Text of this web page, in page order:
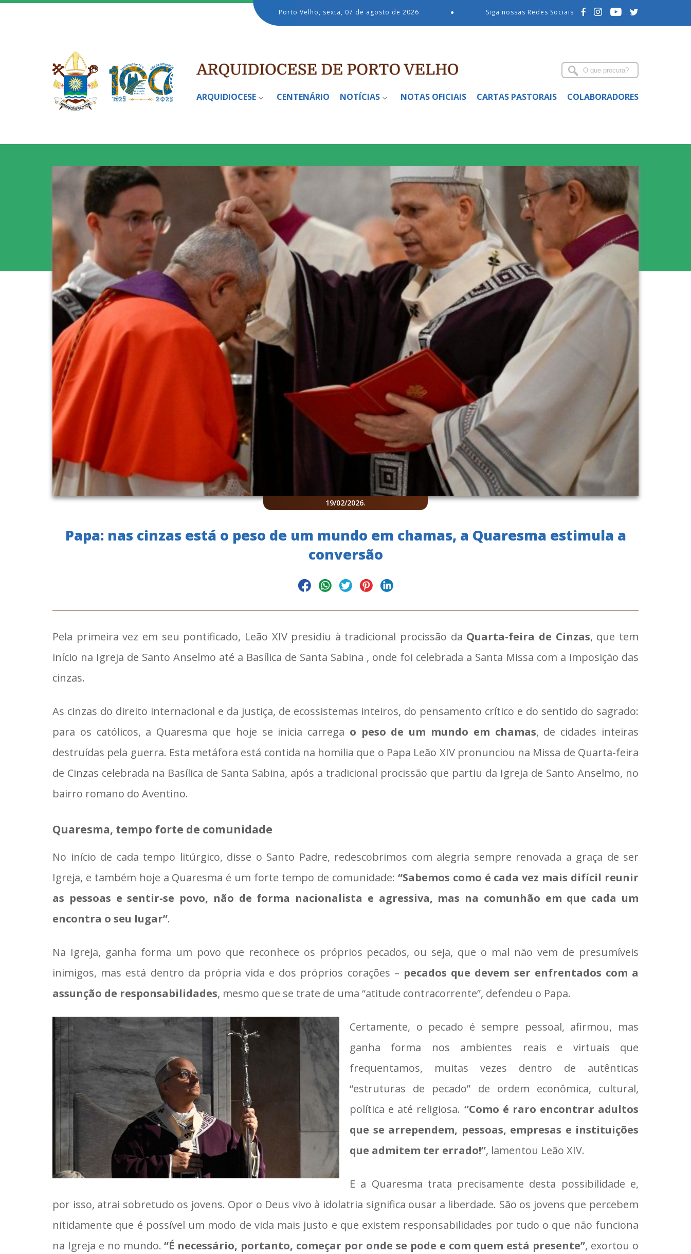
Porto Velho, sexta, 07 de agosto de 2026 ● Siga nossas Redes Sociais
ARQUIDIOCESE CENTENÁRIO NOTÍCIAS NOTAS OFICIAIS CARTAS PASTORAIS COLABORADORES
19/02/2026.
Papa: nas cinzas está o peso de um mundo em chamas, a Quaresma estimula a
conversão
Pela primeira vez em seu pontificado, Leão XIV presidiu à tradicional procissão da Quarta-feira de Cinzas, que tem
início na Igreja de Santo Anselmo até a Basílica de Santa Sabina , onde foi celebrada a Santa Missa com a imposição das
cinzas.
As cinzas do direito internacional e da justiça, de ecossistemas inteiros, do pensamento crítico e do sentido do sagrado:
para os católicos, a Quaresma que hoje se inicia carrega o peso de um mundo em chamas, de cidades inteiras
destruídas pela guerra. Esta metáfora está contida na homilia que o Papa Leão XIV pronunciou na Missa de Quarta-feira
de Cinzas celebrada na Basílica de Santa Sabina, após a tradicional procissão que partiu da Igreja de Santo Anselmo, no
bairro romano do Aventino.
Quaresma, tempo forte de comunidade
No início de cada tempo litúrgico, disse o Santo Padre, redescobrimos com alegria sempre renovada a graça de ser
Igreja, e também hoje a Quaresma é um forte tempo de comunidade: “Sabemos como é cada vez mais difícil reunir
as pessoas e sentir-se povo, não de forma nacionalista e agressiva, mas na comunhão em que cada um
encontra o seu lugar”.
Na Igreja, ganha forma um povo que reconhece os próprios pecados, ou seja, que o mal não vem de presumíveis
inimigos, mas está dentro da própria vida e dos próprios corações – pecados que devem ser enfrentados com a
assunção de responsabilidades, mesmo que se trate de uma “atitude contracorrente”, defendeu o Papa.
Certamente, o pecado é sempre pessoal, afirmou, mas
ganha forma nos ambientes reais e virtuais que
frequentamos, muitas vezes dentro de autênticas
“estruturas de pecado” de ordem econômica, cultural,
política e até religiosa. “Como é raro encontrar adultos
que se arrependem, pessoas, empresas e instituições
que admitem ter errado!”, lamentou Leão XIV.
E a Quaresma trata precisamente desta possibilidade e,
por isso, atrai sobretudo os jovens. Opor o Deus vivo à idolatria significa ousar a liberdade. São os jovens que percebem
nitidamente que é possível um modo de vida mais justo e que existem responsabilidades por tudo o que não funciona
na Igreja e no mundo.“É necessário, portanto, começar por onde se pode e com quem está presente”, exortou o